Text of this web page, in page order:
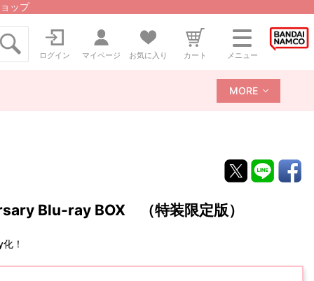
ップ
ログイン マイページ お気に入り カート メニュー
MORE
Blu-ray BOX （特装限定版）
！